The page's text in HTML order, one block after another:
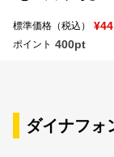
標準価格（税込）
ポイント 400pt
ダイナフォ